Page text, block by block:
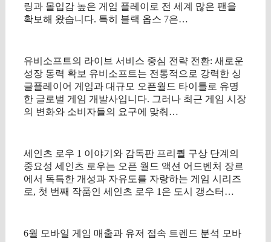
링과 몰입감 높은 게임 플레이로 전 세계 많은 팬을
확보해 왔습니다. 특히 블랙 옵스 7은…
유비소프트의 라이브 서비스 중심 전략 전환: 새로운
성장 동력 확보 유비소프트는 전통적으로 강력한 싱
글플레이어 게임과 대규모 오픈월드 타이틀로 유명
한 글로벌 게임 개발사입니다. 그러나 최근 게임 시장
의 변화와 소비자들의 요구에 맞춰…
세인츠 로우 1 이야기와 감독판 프리퀄 구상 단계의
중요성 세인츠 로우는 오픈 월드 액션 어드벤처 장르
에서 독특한 개성과 자유도를 자랑하는 게임 시리즈
로, 첫 번째 작품인 세인츠 로우 1은 도시 갱스터…
6월 모바일 게임 매출과 유저 접속 트렌드 분석 모바